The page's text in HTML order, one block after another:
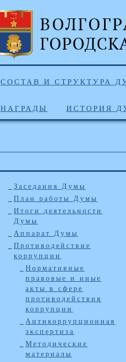
СОСТАВ И СТРУКТУРА
НАГРАДЫ ИСТОРИЯ
Заседания Думы
План работы Думы
Итоги деятельности
Думы
Аппарат Думы
Противодействие
коррупции
Нормативные
правовые и иные
акты в сфере
противодействия
коррупции
Антикоррупционная
экспертиза
Методические
материалы